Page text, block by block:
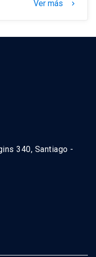
Ver más keyboard_arrow_right
340, Santiago -